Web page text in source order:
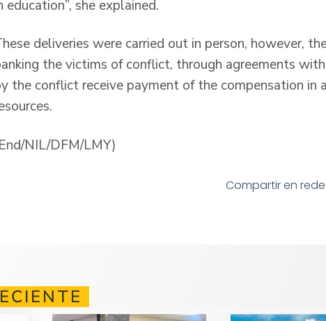
education”, she explained.
deliveries were carried out in person, however,
the victims of conflict, through agreements
the conflict receive payment of the compensation
NIL/DFM/LMY)
Compartir en